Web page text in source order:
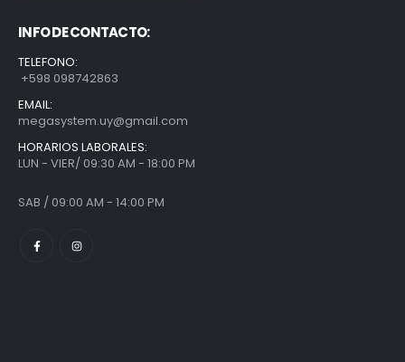
INFO DE CONTACTO:
TELEFONO:
+598 098742863
EMAIL:
megasystem.uy@gmail.com
HORARIOS LABORALES:
LUN - VIER/ 09:30 AM - 18:00 PM
SAB / 09:00 AM - 14:00 PM